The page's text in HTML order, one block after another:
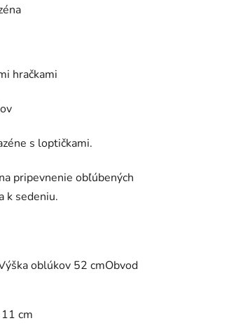
hračkami
s loptičkami.
pripevnenie obľúbených
k sedeniu.
oblúkov 52 cmObvod
cm